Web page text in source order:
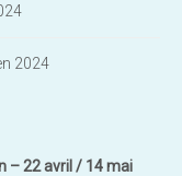
2024
– 22 avril / 14 mai